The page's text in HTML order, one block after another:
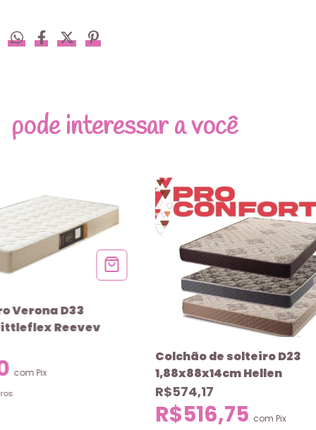
pode interessar a você
Verona D33
Reevev
com Pix
Colchão de solteiro D23
1,88x88x14cm Hellen
R$574,17
R$516,75 com Pix